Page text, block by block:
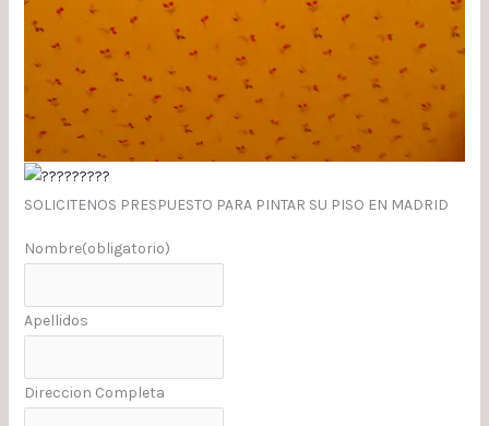
SOLICITENOS PRESPUESTO PARA PINTAR SU PISO EN MADRID
Nombre(obligatorio)
Apellidos
Direccion Completa